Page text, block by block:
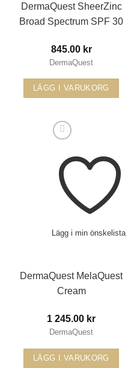
DermaQuest SheerZinc
Broad Spectrum SPF 30
845.00 kr
DermaQuest
LÄGG I VARUKORG
Lägg i min önskelista
DermaQuest MelaQuest
Cream
1 245.00 kr
DermaQuest
LÄGG I VARUKORG